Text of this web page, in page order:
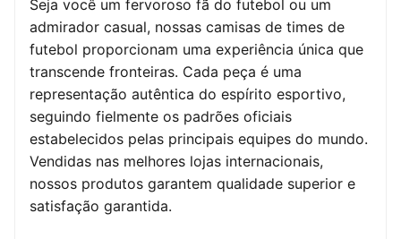
Seja você um fervoroso fã do futebol ou um
admirador casual, nossas camisas de times de
futebol proporcionam uma experiência única que
transcende fronteiras. Cada peça é uma
representação autêntica do espírito esportivo,
seguindo fielmente os padrões oficiais
estabelecidos pelas principais equipes do mundo.
Vendidas nas melhores lojas internacionais,
nossos produtos garantem qualidade superior e
satisfação garantida.